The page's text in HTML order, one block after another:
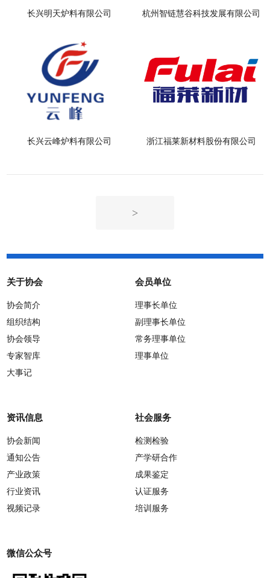
长兴明天炉料有限公司 杭州智链慧谷科技发展有限公司
长兴云峰炉料有限公司 浙江福莱新材料股份有限公司
>
关于协会
协会简介
组织结构
协会领导
专家智库
大事记
会员单位
理事长单位
副理事长单位
常务理事单位
理事单位
资讯信息
协会新闻
通知公告
产业政策
行业资讯
视频记录
社会服务
检测检验
产学研合作
成果鉴定
认证服务
培训服务
微信公众号